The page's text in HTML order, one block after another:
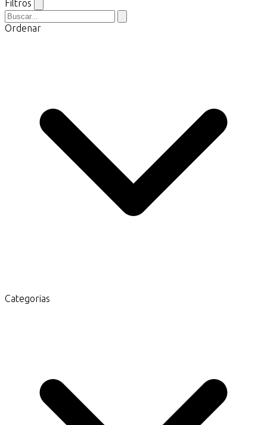
Filtros
Ordenar
Categorias